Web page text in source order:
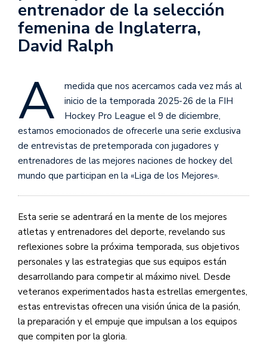
entrenador de la selección
femenina de Inglaterra,
David Ralph
A
medida que nos acercamos cada vez más al
inicio de la temporada 2025-26 de la FIH
Hockey Pro League el 9 de diciembre,
estamos emocionados de ofrecerle una serie exclusiva
de entrevistas de pretemporada con jugadores y
entrenadores de las mejores naciones de hockey del
mundo que participan en la «Liga de los Mejores».
Esta serie se adentrará en la mente de los mejores
atletas y entrenadores del deporte, revelando sus
reflexiones sobre la próxima temporada, sus objetivos
personales y las estrategias que sus equipos están
desarrollando para competir al máximo nivel. Desde
veteranos experimentados hasta estrellas emergentes,
estas entrevistas ofrecen una visión única de la pasión,
la preparación y el empuje que impulsan a los equipos
que compiten por la gloria.